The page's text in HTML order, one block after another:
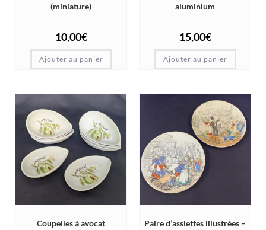
(miniature)
10,00€
Ajouter au panier
aluminium
15,00€
Ajouter au panier
Coupelles à avocat
Paire d’assiettes illustrées –